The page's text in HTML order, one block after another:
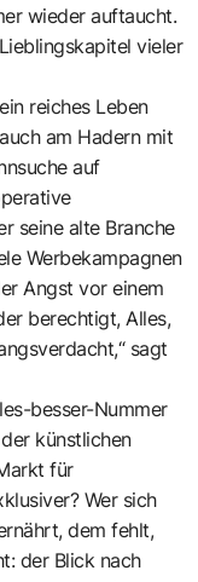
wieder auftaucht.
vieler
reiches Leben
am Hadern mit
auf
seine alte Branche
Werbekampagnen
Angst vor einem
berechtigt, Alles,
sagt
besser-Nummer
künstlichen
für
Wer sich
dem fehlt,
der Blick nach